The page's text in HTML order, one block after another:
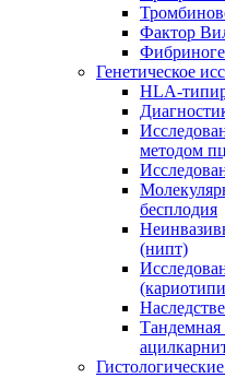
Фактор
Генетическое
HLA-
методом
бесплодия
(нипт)
Тандемная